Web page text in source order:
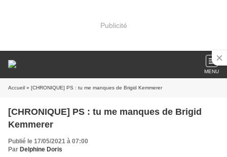
Publicité
MENU
Accueil » [CHRONIQUE] PS : tu me manques de Brigid Kemmerer
[CHRONIQUE] PS : tu me manques de Brigid
Kemmerer
Publié le 17/05/2021 à 07:00
Par Delphine Doris